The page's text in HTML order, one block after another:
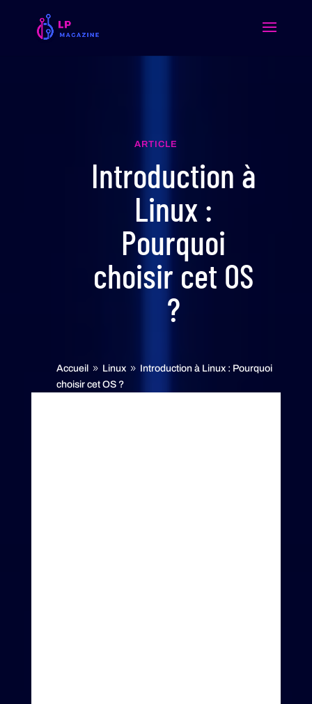
ARTICLE
Introduction à
Linux :
Pourquoi
choisir cet OS
?
Accueil 9 Linux 9 Introduction à Linux : Pourquoi
choisir cet OS ?